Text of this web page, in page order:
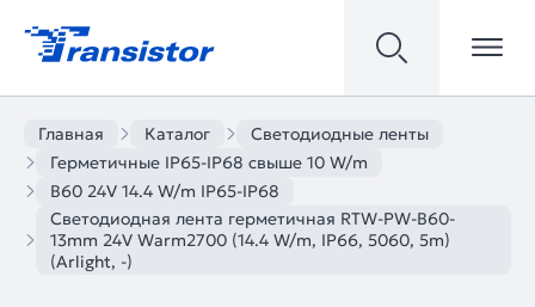
Главная Каталог
Светодиодные ленты
Герметичные IP65-IP68 свыше 10 W/m
B60 24V 14.4 W/m IP65-IP68
Светодиодная лента герметичная RTW-PW-B60-
13mm 24V Warm2700 (14.4 W/m, IP66, 5060, 5m)
(Arlight, -)